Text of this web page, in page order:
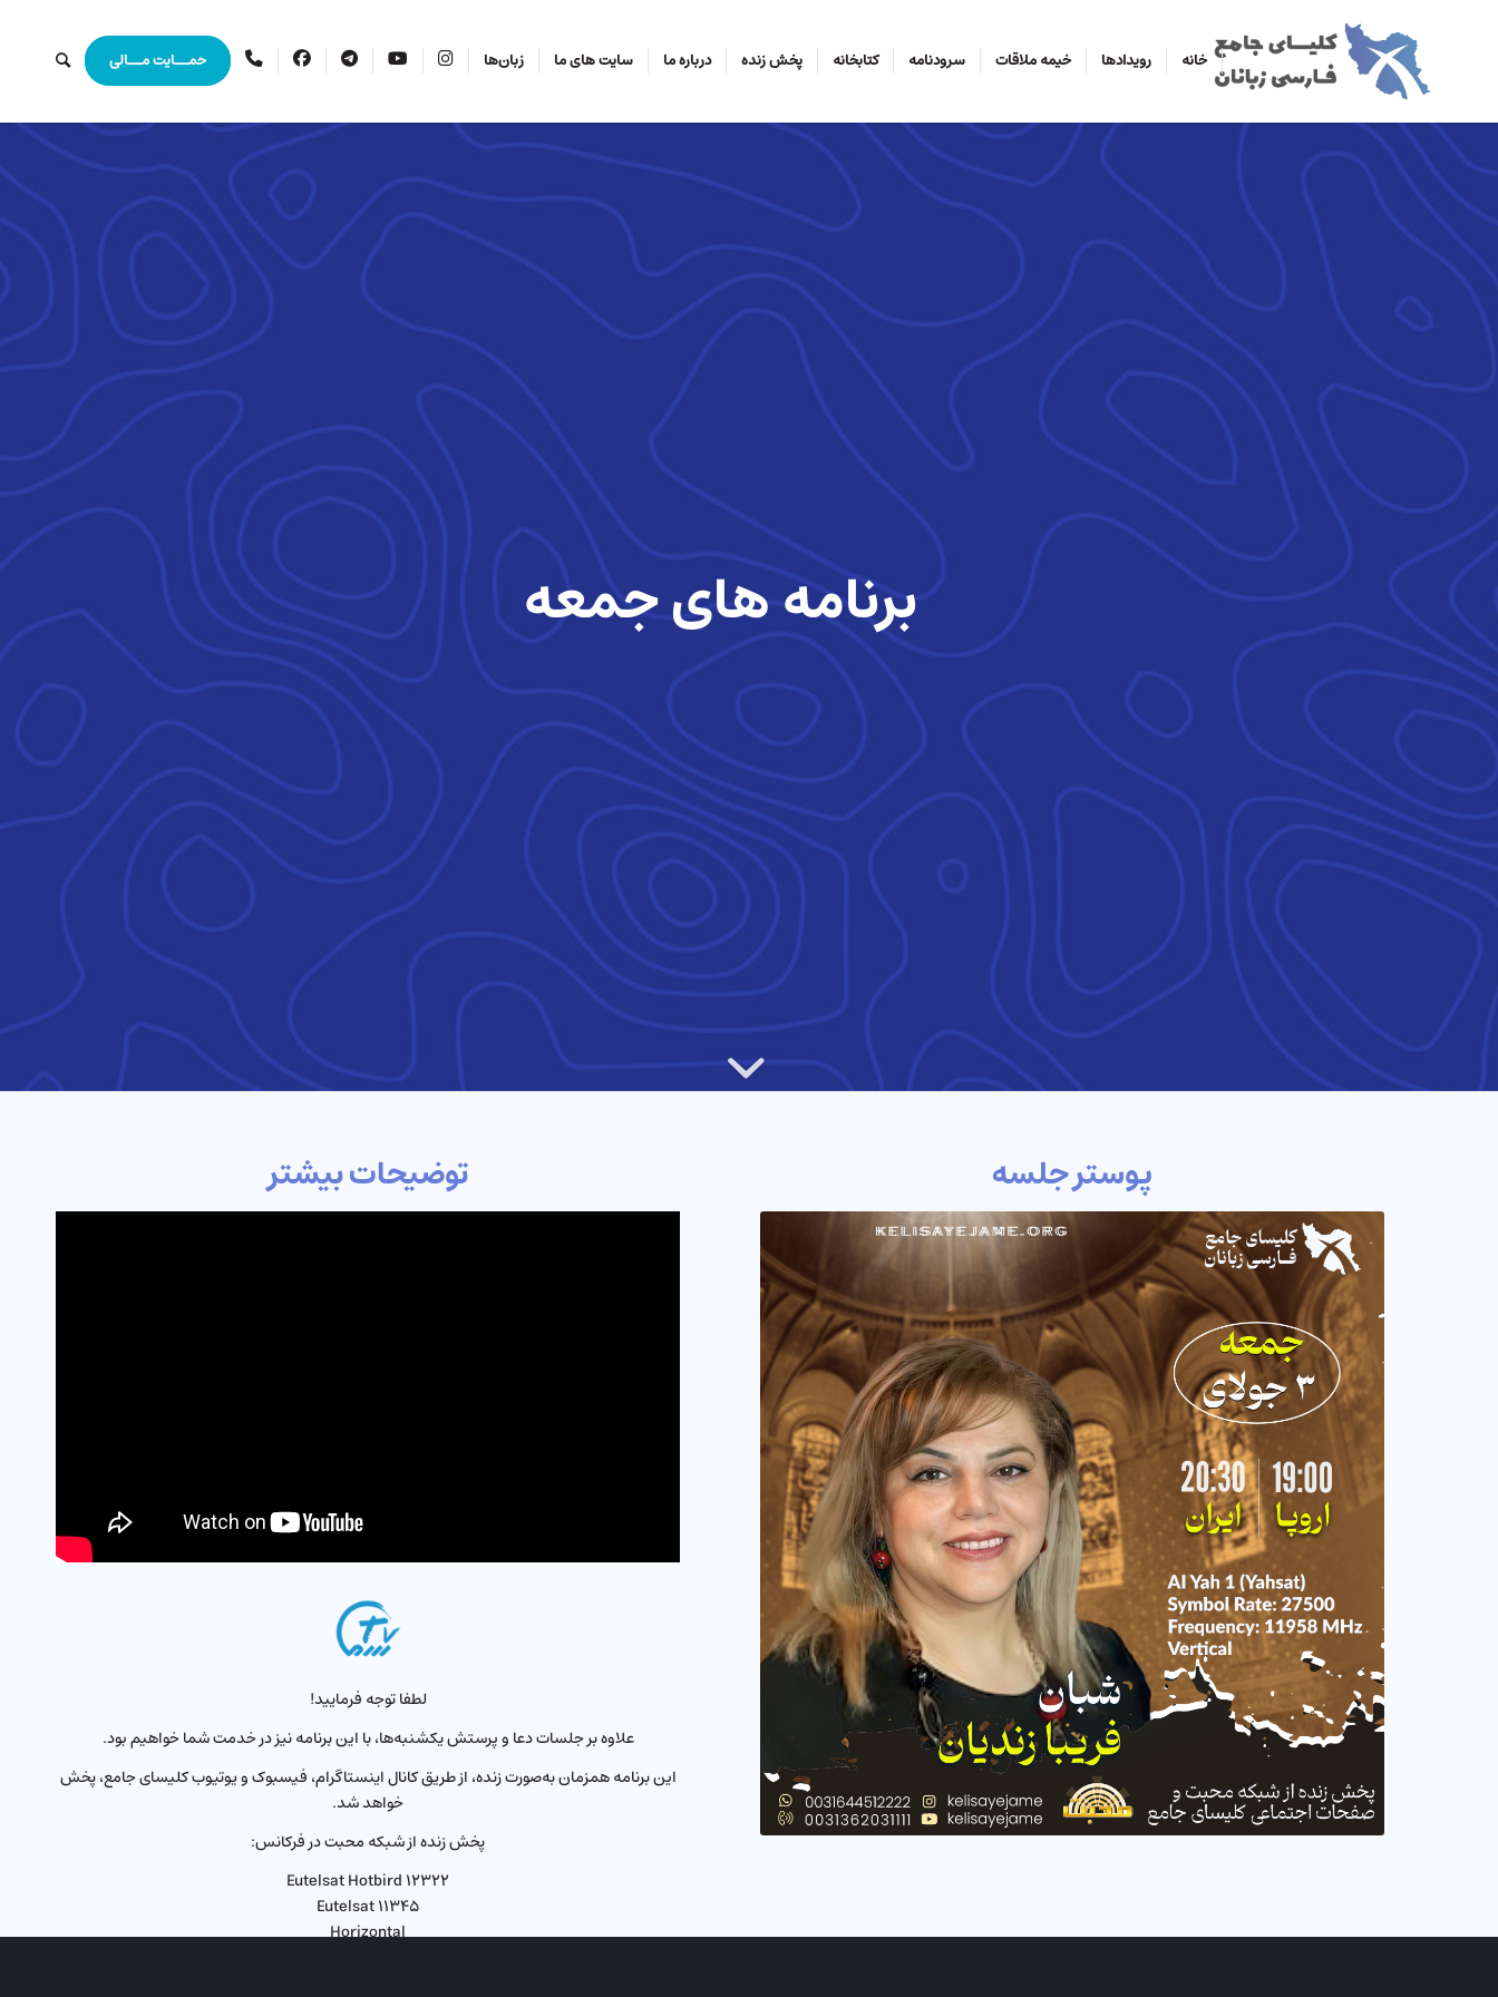
خانه رویدادها خیمه ملاقات سرودنامه کتابخانه پخش زنده درباره ما سایت های ما زبان‌ها اینستاگرامیوتیوبتلگرام فیس
بوک
ارتباط حمــایت مــالی
برنامه های جمعه
پوستر جلسه توضیحات بیشتر
لطفا توجه فرمایید!
علاوه بر جلسات دعا و پرستش یکشنبه‌ها، با این برنامه نیز در خدمت شما خواهیم بود.
این برنامه همزمان به‌صورت زنده، از طریق کانال اینستاگرام، فیسبوک و یوتیوب کلیسای جامع، پخش
خواهد شد.
پخش زنده از شبکه محبت در فرکانس:
Eutelsat Hotbird ۱۲۳۲۲
Eutelsat ۱۱۳۴۵
Horizontal